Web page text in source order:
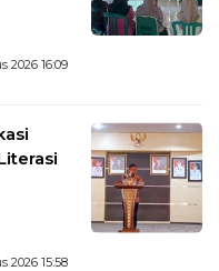
2026 16:09
2026 15:58